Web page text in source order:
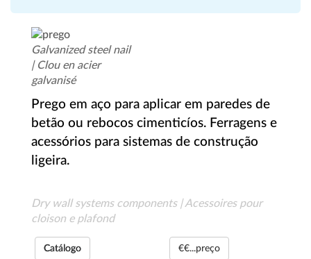
Galvanized steel nail
| Clou en acier
galvanisé
Prego em aço para aplicar em paredes de
betão ou rebocos cimenticíos. Ferragens e
acessórios para sistemas de construção
ligeira.
Dry wall systems components | Acessoires pour
cloison e plafond
Catálogo €€...preço